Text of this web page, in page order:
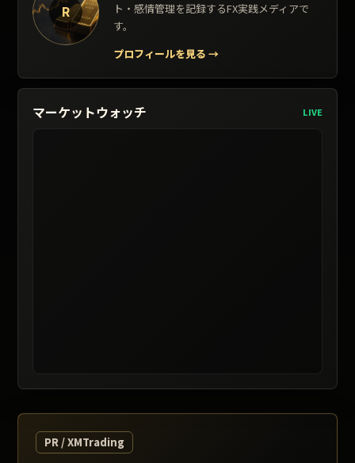
R
ト・感情管理を記録するFX実践メディアで
す。
プロフィールを見る →
マーケットウォッチ LIVE
レート提供: TradingView / 表示は遅延する場合があります
PR / XMTrading